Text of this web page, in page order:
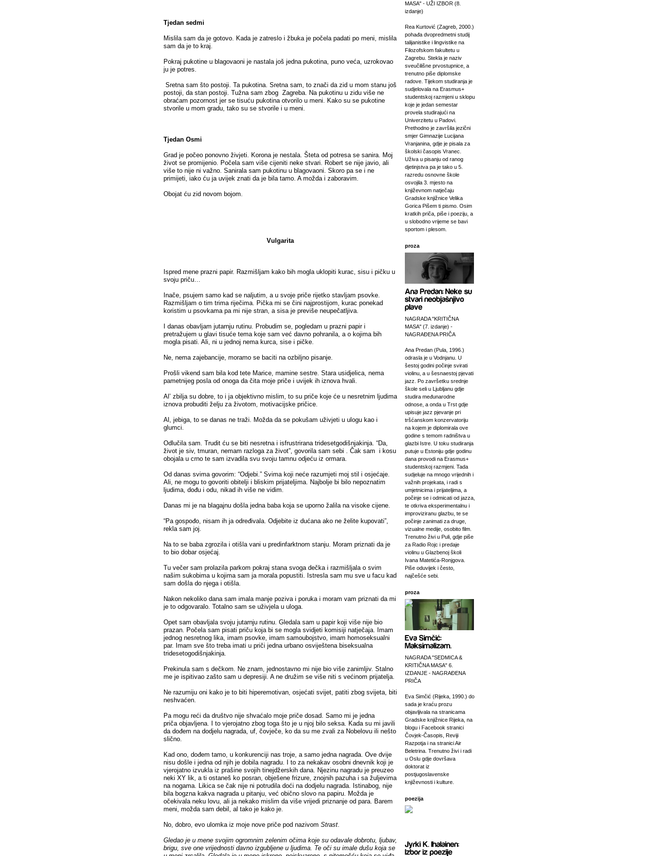
Tjedan sedmi
Mislila sam da je gotovo. Kada je zatreslo i žbuka je počela padati po meni, mislila
sam da je to kraj.
Pokraj pukotine u blagovaoni je nastala još jedna pukotina, puno veća, uzrokovao
ju je potres.
Sretna sam što postoji. Ta pukotina. Sretna sam, to znači da zid u mom stanu još
postoji, da stan postoji. Tužna sam zbog Zagreba. Na pukotinu u zidu više ne
obraćam pozornost jer se tisuću pukotina otvorilo u meni. Kako su se pukotine
stvorile u mom gradu, tako su se stvorile i u meni.
Tjedan Osmi
Grad je počeo ponovno živjeti. Korona je nestala. Šteta od potresa se sanira. Moj
život se promijenio. Počela sam više cijeniti neke stvari. Robert se nije javio, ali
više to nije ni važno. Sanirala sam pukotinu u blagovaoni. Skoro pa se i ne
primijeti, iako ću ja uvijek znati da je bila tamo. A možda i zaboravim.
Obojat ću zid novom bojom.
Vulgarita
Ispred mene prazni papir. Razmišljam kako bih mogla uklopiti kurac, sisu i pičku u
svoju priču…
Inače, psujem samo kad se naljutim, a u svoje priče rijetko stavljam psovke.
Razmišljam o tim trima riječima. Pička mi se čini najprostijom, kurac ponekad
koristim u psovkama pa mi nije stran, a sisa je previše neupečatljiva.
I danas obavljam jutarnju rutinu. Probudim se, pogledam u prazni papir i
pretražujem u glavi tisuće tema koje sam već davno pohranila, a o kojima bih
mogla pisati. Ali, ni u jednoj nema kurca, sise i pičke.
Ne, nema zajebancije, moramo se baciti na ozbiljno pisanje.
Prošli vikend sam bila kod tete Marice, mamine sestre. Stara usidjelica, nema
pametnijeg posla od onoga da čita moje priče i uvijek ih iznova hvali.
Al’ zbilja su dobre, to i ja objektivno mislim, to su priče koje će u nesretnim ljudima
iznova probuditi želju za životom, motivacijske pričice.
Al, jebiga, to se danas ne traži. Možda da se pokušam uživjeti u ulogu kao i
glumci.
Odlučila sam. Trudit ću se biti nesretna i isfrustrirana tridesetgodišnjakinja. “Da,
život je siv, tmuran, nemam razloga za život”, govorila sam sebi . Čak sam i kosu
obojala u crno te sam izvadila svu svoju tamnu odjeću iz ormara.
Od danas svima govorim: “Odjebi.” Svima koji neće razumjeti moj stil i osjećaje.
Ali, ne mogu to govoriti obitelji i bliskim prijateljima. Najbolje bi bilo nepoznatim
ljudima, dođu i odu, nikad ih više ne vidim.
Danas mi je na blagajnu došla jedna baba koja se uporno žalila na visoke cijene.
“Pa gospođo, nisam ih ja određivala. Odjebite iz dućana ako ne želite kupovati”,
rekla sam joj.
Na to se baba zgrozila i otišla vani u predinfarktnom stanju. Moram priznati da je
to bio dobar osjećaj.
Tu večer sam prolazila parkom pokraj stana svoga dečka i razmišljala o svim
našim sukobima u kojima sam ja morala popustiti. Istresla sam mu sve u facu kad
sam došla do njega i otišla.
Nakon nekoliko dana sam imala manje poziva i poruka i moram vam priznati da mi
je to odgovaralo. Totalno sam se uživjela u uloga.
Opet sam obavljala svoju jutarnju rutinu. Gledala sam u papir koji više nije bio
prazan. Počela sam pisati priču koja bi se mogla svidjeti komisiji natječaja. Imam
jednog nesretnog lika, imam psovke, imam samoubojstvo, imam homoseksualni
par. Imam sve što treba imati u priči jedna urbano osviještena biseksualna
tridesetogodišnjakinja.
Prekinula sam s dečkom. Ne znam, jednostavno mi nije bio više zanimljiv. Stalno
me je ispitivao zašto sam u depresiji. A ne družim se više niti s većinom prijatelja.
Ne razumiju oni kako je to biti hiperemotivan, osjećati svijet, patiti zbog svijeta, biti
neshvaćen.
Pa mogu reći da društvo nije shvaćalo moje priče dosad. Samo mi je jedna
priča objavljena. I to vjerojatno zbog toga što je u njoj bilo seksa. Kada su mi javili
da dođem na dodjelu nagrada, uf, čovječe, ko da su me zvali za Nobelovu ili nešto
slično.
Kad ono, dođem tamo, u konkurenciji nas troje, a samo jedna nagrada. Ove dvije
nisu došle i jedna od njih je dobila nagradu. I to za nekakav osobni dnevnik koji je
vjerojatno izvukla iz prašine svojih tinejdžerskih dana. Njezinu nagradu je preuzeo
neki XY lik, a ti ostaneš ko posran, obješene frizure, znojnih pazuha i sa žuljevima
na nogama. Likica se čak nije ni potrudila doći na dodjelu nagrada. Istinabog, nije
bila bogzna kakva nagrada u pitanju, već obično slovo na papiru. Možda je
očekivala neku lovu, ali ja nekako mislim da više vrijedi priznanje od para. Barem
meni, možda sam debil, al tako je kako je.
No, dobro, evo ulomka iz moje nove priče pod nazivom Strast.
Gledao je u mene svojim ogromnim zelenim očima koje su odavale dobrotu, ljubav,
brigu, sve one vrijednosti davno izgubljene u ljudima. Te oči su imale dušu koja se
MASA" - UŽI IZBOR (8.
izdanje)
Rea Kurtović (Zagreb, 2000.)
pohađa dvopredmetni studij
talijanistike i lingvistike na
Filozofskom fakultetu u
Zagrebu. Stekla je naziv
sveučilišne prvostupnice, a
trenutno piše diplomske
radove. Tijekom studiranja je
sudjelovala na Erasmus+
studentskoj razmjeni u sklopu
koje je jedan semestar
provela studirajući na
Univerzitetu u Padovi.
Prethodno je završila jezični
smjer Gimnazije Lucijana
Vranjanina, gdje je pisala za
školski časopis Vranec.
Uživa u pisanju od ranog
djetinjstva pa je tako u 5.
razredu osnovne škole
osvojila 3. mjesto na
književnom natječaju
Gradske knjižnice Velika
Gorica Pišem ti pismo. Osim
kratkih priča, piše i poeziju, a
u slobodno vrijeme se bavi
sportom i plesom.
proza
NAGRADA "KRITIČNA
MASA" (7. izdanje) -
NAGRAĐENA PRIČA
Ana Predan (Pula, 1996.)
odrasla je u Vodnjanu. U
šestoj godini počinje svirati
violinu, a u šesnaestoj pjevati
jazz. Po završetku srednje
škole seli u Ljubljanu gdje
studira međunarodne
odnose, a onda u Trst gdje
upisuje jazz pjevanje pri
tršćanskom konzervatoriju
na kojem je diplomirala ove
godine s temom radništva u
glazbi Istre. U toku studiranja
putuje u Estoniju gdje godinu
dana provodi na Erasmus+
studentskoj razmjeni. Tada
sudjeluje na mnogo vrijednih i
važnih projekata, i radi s
umjetnicima i prijateljima, a
počinje se i odmicati od jazza,
te otkriva eksperimentalnu i
improviziranu glazbu, te se
počinje zanimati za druge,
vizualne medije, osobito film.
Trenutno živi u Puli, gdje piše
za Radio Rojc i predaje
violinu u Glazbenoj školi
Ivana Matetića-Ronjgova.
Piše oduvijek i često,
najčešće sebi.
proza
NAGRADA "SEDMICA &
KRITIČNA MASA" 6.
IZDANJE - NAGRAĐENA
PRIČA
Eva Simčić (Rijeka, 1990.) do
sada je kraću prozu
objavljivala na stranicama
Gradske knjižnice Rijeka, na
blogu i Facebook stranici
Čovjek-Časopis, Reviji
Razpotja i na stranici Air
Beletrina. Trenutno živi i radi
u Oslu gdje dovršava
doktorat iz
postjugoslavenske
književnosti i kulture.
poezija